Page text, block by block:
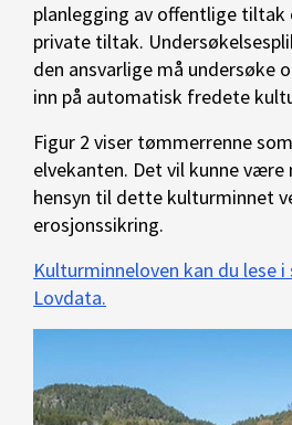
planlegging av offentlige tiltak
private tiltak.
den ansvarlige må undersøke
inn på automatisk fredete
Figur 2 viser tømmerrenne
elvekanten. Det vil kunne være
hensyn til dette kulturminnet
erosjonssikring.
Kulturminneloven kan du lese i
Lovdata.